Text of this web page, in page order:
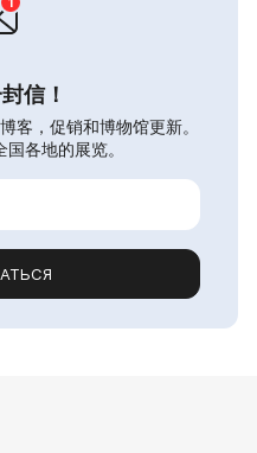
信！
客，促销和博物馆更新。
各地的展览。